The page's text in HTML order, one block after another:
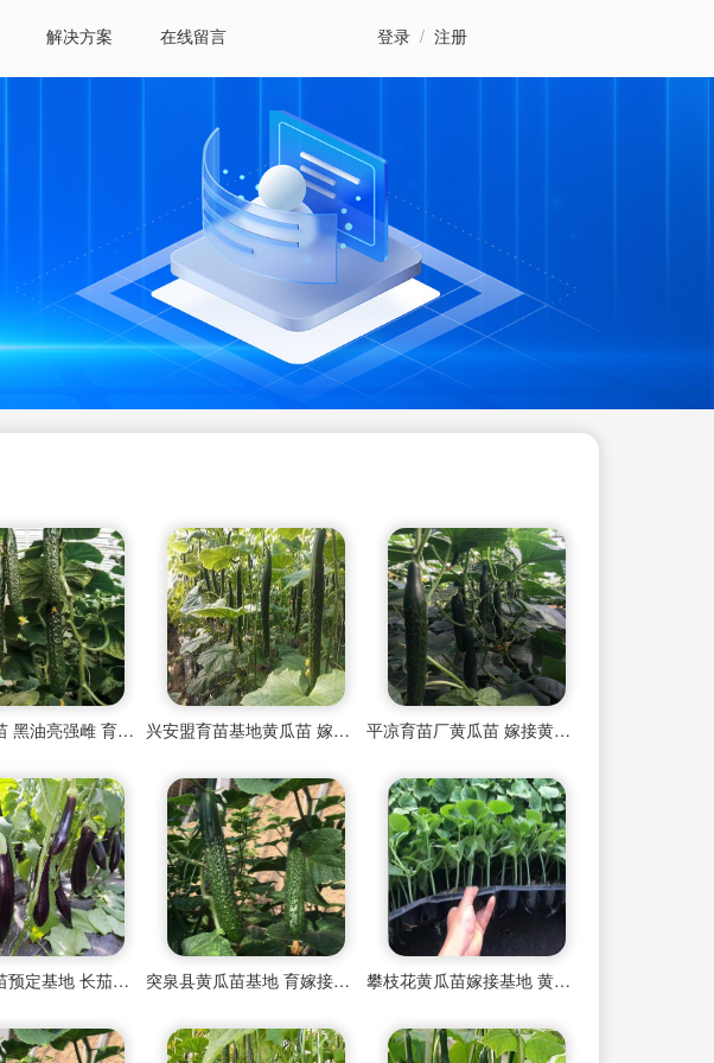
解决方案 在线留言 登录 / 注册
上海黄瓜苗 黑油亮强雌 育黄瓜嫁接苗基地 兴安盟育苗基地黄瓜苗 嫁接黄瓜苗厂 平凉育苗厂黄瓜苗 嫁接黄瓜苗批发基地
安阳茄子苗预定基地 长茄子苗育苗厂 突泉县黄瓜苗基地 育嫁接黄瓜苗厂 攀枝花黄瓜苗嫁接基地 黄瓜苗育苗厂